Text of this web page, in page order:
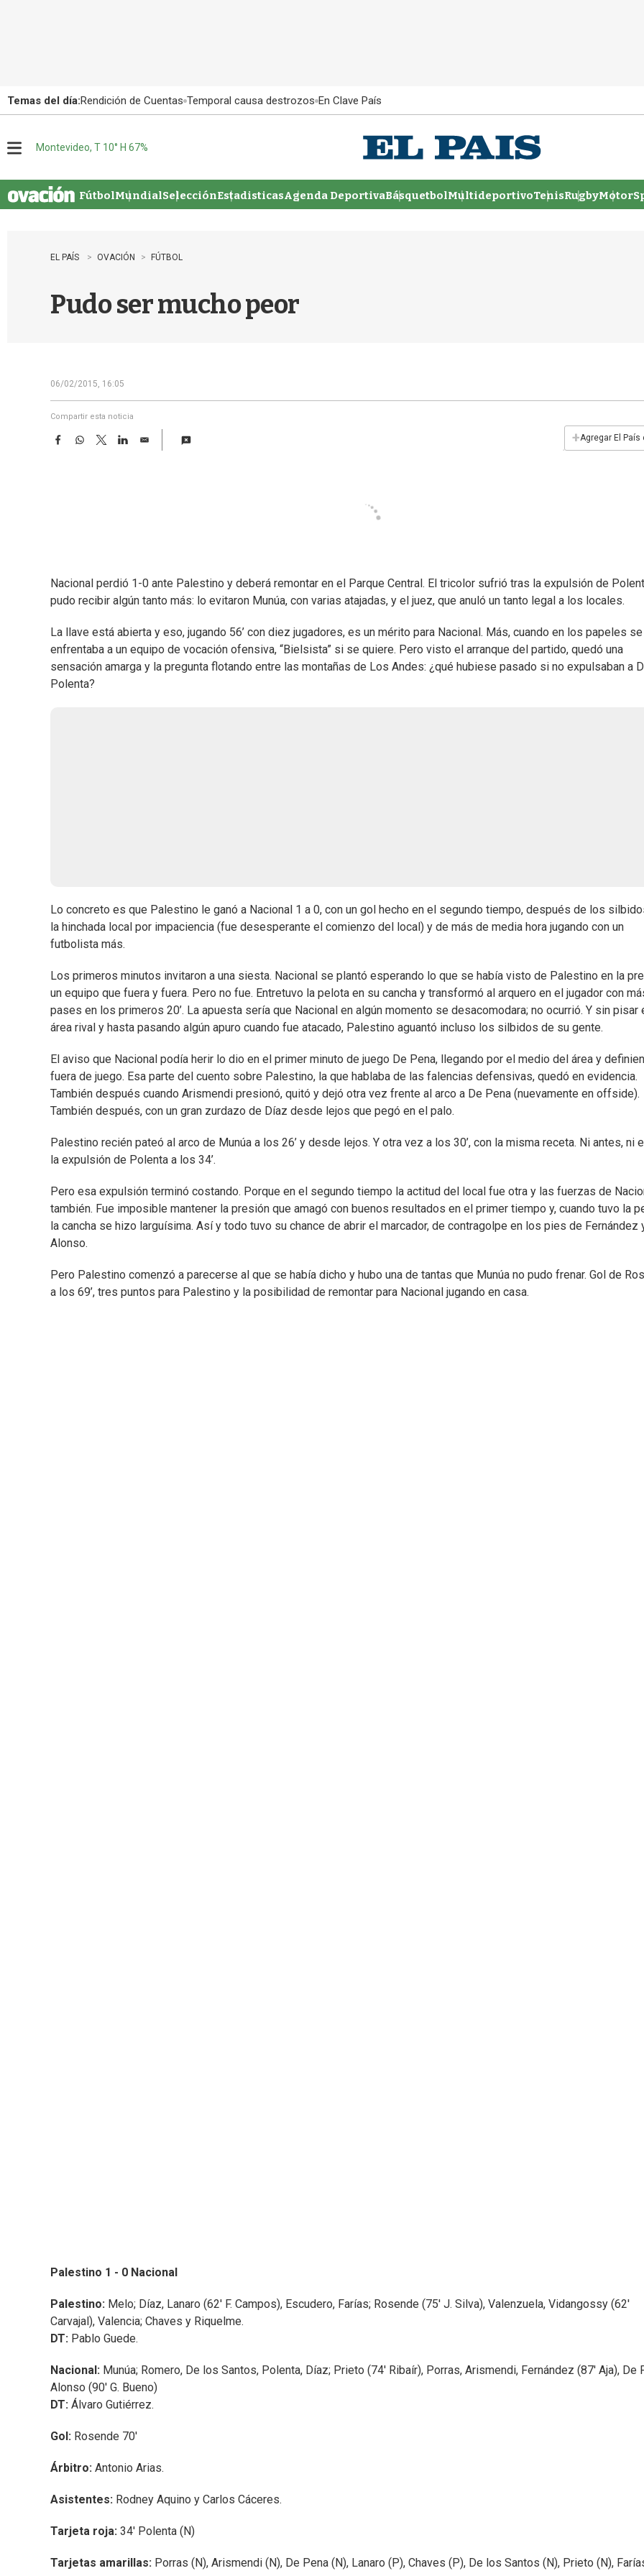
Temas del día:Rendición de Cuentas Temporal causa destrozos En Clave País
u
Montevideo, T 10° H 67%
FútbolMundialSelecciónEstadisticasAgenda DeportivaBásquetbolMultideportivoTenisRugby
EL PAÍS OVACIÓN FÚTBOL
Pudo ser mucho peor
06/02/2015, 16:05
Compartir esta noticia
F
W
T
w
L
E
+Agregar El País
Nacional perdió 1-0 ante Palestino y deberá remontar en el Parque Central. El tricolor sufrió tras la expulsión de
pudo recibir algún tanto más: lo evitaron Munúa, con varias atajadas, y el juez, que anuló un tanto legal a los locales.
La llave está abierta y eso, jugando 56’ con diez jugadores, es un mérito para Nacional. Más, cuando en los papeles se
enfrentaba a un equipo de vocación ofensiva, “Bielsista” si se quiere. Pero visto el arranque del partido, quedó una
sensación amarga y la pregunta flotando entre las montañas de Los Andes: ¿qué hubiese pasado si no expulsaban a
Polenta?
Lo concreto es que Palestino le ganó a Nacional 1 a 0, con un gol hecho en el segundo tiempo, después de los
la hinchada local por impaciencia (fue desesperante el comienzo del local) y de más de media hora jugando con un
futbolista más.
Los primeros minutos invitaron a una siesta. Nacional se plantó esperando lo que se había visto de Palestino en la
un equipo que fuera y fuera. Pero no fue. Entretuvo la pelota en su cancha y transformó al arquero en el jugador con
pases en los primeros 20’. La apuesta sería que Nacional en algún momento se desacomodara; no ocurrió. Y sin pisar
área rival y hasta pasando algún apuro cuando fue atacado, Palestino aguantó incluso los silbidos de su gente.
El aviso que Nacional podía herir lo dio en el primer minuto de juego De Pena, llegando por el medio del área y
fuera de juego. Esa parte del cuento sobre Palestino, la que hablaba de las falencias defensivas, quedó en evidencia.
También después cuando Arismendi presionó, quitó y dejó otra vez frente al arco a De Pena (nuevamente en offside).
También después, con un gran zurdazo de Díaz desde lejos que pegó en el palo.
Palestino recién pateó al arco de Munúa a los 26’ y desde lejos. Y otra vez a los 30’, con la misma receta. Ni antes, ni
la expulsión de Polenta a los 34’.
Pero esa expulsión terminó costando. Porque en el segundo tiempo la actitud del local fue otra y las fuerzas de
también. Fue imposible mantener la presión que amagó con buenos resultados en el primer tiempo y, cuando tuvo la
la cancha se hizo larguísima. Así y todo tuvo su chance de abrir el marcador, de contragolpe en los pies de Fernández
Alonso.
Pero Palestino comenzó a parecerse al que se había dicho y hubo una de tantas que Munúa no pudo frenar. Gol de
a los 69’, tres puntos para Palestino y la posibilidad de remontar para Nacional jugando en casa.
Palestino 1 - 0 Nacional
Palestino: Melo; Díaz, Lanaro (62' F. Campos), Escudero, Farías; Rosende (75' J. Silva), Valenzuela, Vidangossy (62'
Carvajal), Valencia; Chaves y Riquelme.
DT: Pablo Guede.
Nacional: Munúa; Romero, De los Santos, Polenta, Díaz; Prieto (74' Ribaír), Porras, Arismendi, Fernández (87' Aja), De
Alonso (90' G. Bueno)
DT: Álvaro Gutiérrez.
Gol: Rosende 70'
Árbitro: Antonio Arias.
Asistentes: Rodney Aquino y Carlos Cáceres.
Tarjeta roja: 34' Polenta (N)
Tarjetas amarillas: Porras (N), Arismendi (N), De Pena (N), Lanaro (P), Chaves (P), De los Santos (N), Prieto (N),